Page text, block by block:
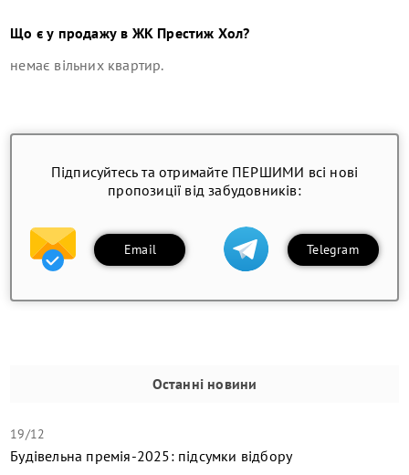
Що є у продажу в ЖК Престиж Хол?
немає вільних квартир.
Підписуйтесь та отримайте ПЕРШИМИ всі нові
пропозиції від забудовників:
Email Telegram
Останні новини
19/12
Будівельна премія-2025: підсумки відбору